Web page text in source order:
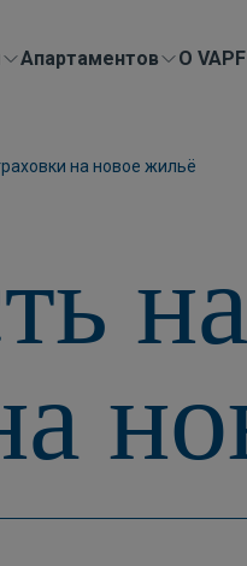
Aпартаментов О VAPF
на новое жильё